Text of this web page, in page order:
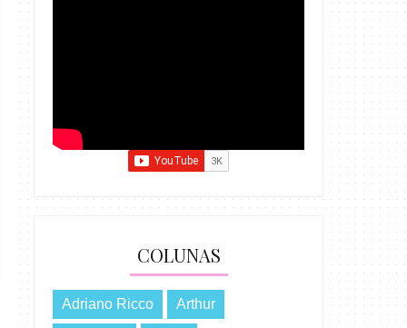
COLUNAS
Adriano Ricco Arthur